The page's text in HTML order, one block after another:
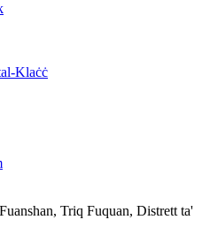
Klaċċ
Triq Fuquan, Distrett ta'